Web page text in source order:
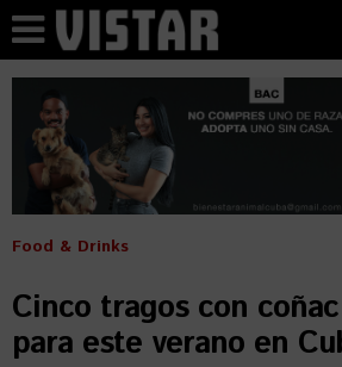
Food & Drinks
Cinco tragos con
para este verano en